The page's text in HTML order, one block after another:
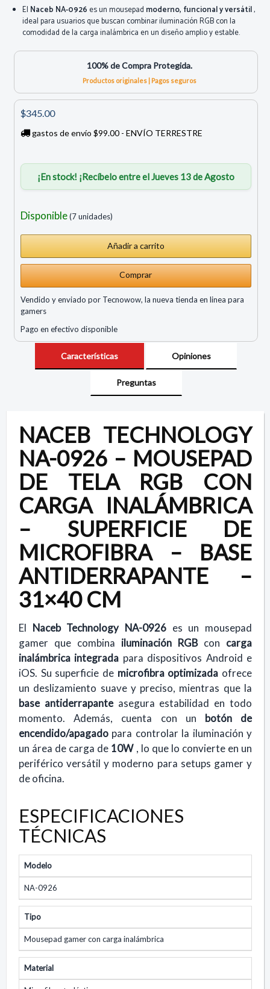
El Naceb NA-0926 es un mousepad moderno, funcional y versátil,
ideal para usuarios que buscan combinar iluminación RGB con la
comodidad de la carga inalámbrica en un diseño amplio y estable.
100% de Compra Protegida.
Productos originales | Pagos seguros
$345.00
gastos de envío $99.00 - ENVÍO TERRESTRE
¡En stock! ¡Recíbelo entre el Jueves 13 de Agosto
Disponible(7 unidades)
Comprar
Vendido y enviado por Tecnowow, la nueva tienda en linea para
gamers
Pago en efectivo disponible
Características Opiniones
Preguntas
NACEB TECHNOLOGY
NA-0926 – MOUSEPAD
DE TELA RGB CON
CARGA INALÁMBRICA
– SUPERFICIE DE
MICROFIBRA – BASE
ANTIDERRAPANTE –
31×40 CM
El Naceb Technology NA-0926 es un mousepad
gamer que combina iluminación RGB con carga
inalámbrica integrada para dispositivos Android e
iOS. Su superficie de microfibra optimizada ofrece
un deslizamiento suave y preciso, mientras que la
base antiderrapante asegura estabilidad en todo
momento. Además, cuenta con un botón de
encendido/apagado para controlar la iluminación y
un área de carga de 10W , lo que lo convierte en un
periférico versátil y moderno para setups gamer y
de oficina.
ESPECIFICACIONES
TÉCNICAS
Modelo
NA-0926
Tipo
Mousepad gamer con carga inalámbrica
Material